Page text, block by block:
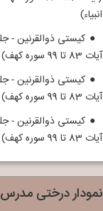
انبیاء)
آیات 83 تا 99 سوره کهف)
آیات 83 تا 99 سوره کهف)
آیات 83 تا 99 سوره کهف)
نمودار درختی مدرس